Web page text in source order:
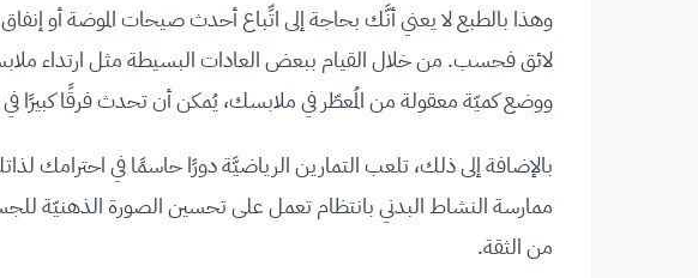
وهذا بالطبع لا يعني أنَّك بحاجة إلى اتِّباع أحدث صيحات الموضة أو إنفاق
لائق فحسب. من خلال القيام ببعض العادات البسيطة مثل ارتداء
ووضع كميّة معقولة من المُعطّر في ملابسك، يُمكن أن تحدث فرقًا كبيرًا
بالإضافة إلى ذلك، تلعب التمارين الرياضيَّة دورًا حاسمًا في احترامك
ممارسة النشاط البدني بانتظام تعمل على تحسين الصورة الذهنيّة
من الثقة.